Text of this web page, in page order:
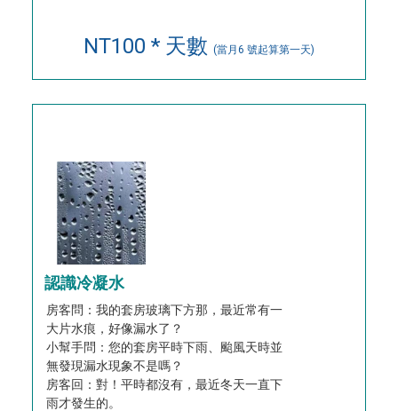
NT100 * 天數 (當月6 號起算第一天)
認識冷凝水
房客問：我的套房玻璃下方那，最近常有一
大片水痕，好像漏水了？
小幫手問：您的套房平時下雨、颱風天時並
無發現漏水現象不是嗎？
房客回：對！平時都沒有，最近冬天一直下
雨才發生的。